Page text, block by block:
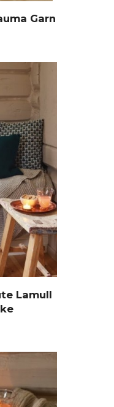
Garn
Lamull